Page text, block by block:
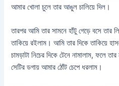
আমার খোলা চুলে তার আঙুল চালিয়ে দিল।
তারপর আমি তার সামনে হাঁটু গেড়ে বসে তার
তাকিয়ে রইলাম। আমি তার দিকে তাকিয়ে
চামড়াটা নিচের দিকে টেনে নামালাম, ফলে
সেটির ডগায় আমার ঠোঁট চেপে ধরলাম।